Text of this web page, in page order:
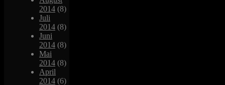
2014 (8)
Juli
2014 (8)
Juni
2014 (8)
Mai
2014 (8)
April
2014 (6)